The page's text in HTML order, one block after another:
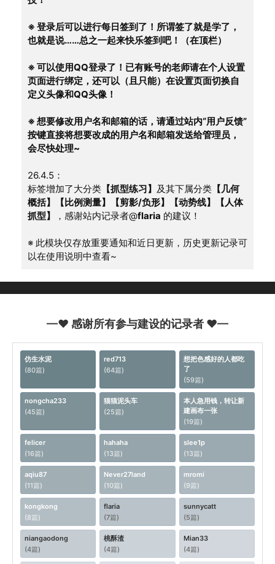
※ 登录后可以进行每日签到了！所谓签了就是学了，
也就是说……总之一起来快乐签到吧！（在顶栏）
※ 可以使用QQ登录了！已有账号的老师请在个人设置
页面进行绑定，还可以（且只能）在设置页面切换自
定义头像和QQ头像！
※ 想要修改用户名和邮箱的话，请通过站内“用户反馈”
按键直接将想要改成的用户名和邮箱发送给管理员，
会尽快处理~
26.4.5：
标签增加了大分类 【抓型练习】 及其下属分类 【几何
概括】【比例测量】【剪影/负形】【动势线】【人体
抓型】
，感谢站内记录者@flaria 的建议！
※ 此模块仅存放重要通知和近日更新，历史更新记录可
以在使用说明中查看~
—♥ 感谢所有参与建设的记录者 ♥—
仿生水泥
(80篇)
red713
(64篇)
想把色感好的人都吃
了
(59篇)
nongcha233
(45篇)
猫猫泥头车
(25篇)
本人急用钱，转让新
建画布一张
(19篇)
felicer
(16篇)
hahaha
(13篇)
slee1p
(13篇)
aqiu87
(11篇)
Never27land
(10篇)
mromi
(9篇)
kongkong
(8篇)
flaria
(7篇)
sunnycatt
(5篇)
niangaodong
(4篇)
桃酥渣
(4篇)
Mian33
(4篇)